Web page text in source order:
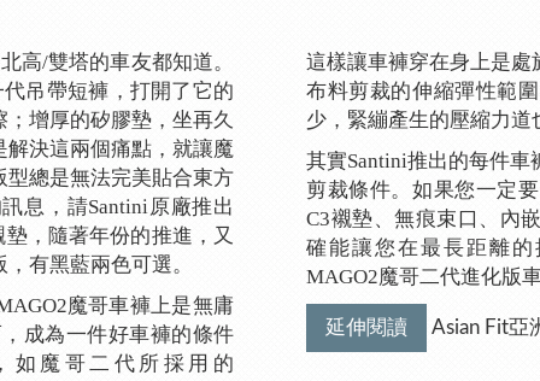
高/雙塔的車友都知道。
吊帶短褲，打開了它的
增厚的矽膠墊，坐再久
決這兩個痛點，就讓魔
總是無法完美貼合東方
息，請Santini原廠推出
，隨著年份的推進，又
有黑藍兩色可選。
魔哥車褲上是無庸
成為一件好車褲的條件
如魔哥二代所採用的
這樣讓車褲穿在身上是
布料剪裁的伸縮彈性範
少，緊繃產生的壓縮力
其實Santini推出的每件
剪裁條件。如果您一定
C3襯墊、無痕束口、內
確能讓您在最長距離
MAGO2魔哥二代進化版
延伸閱讀 Asian Fit亞